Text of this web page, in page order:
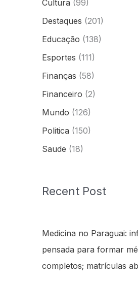
Cultura (99)
Destaques (201)
Educação (138)
Esportes (111)
Finanças (58)
Financeiro (2)
Mundo (126)
Politica (150)
Saude (18)
Recent Post
Medicina no Paraguai:
pensada para formar
completos; matrículas